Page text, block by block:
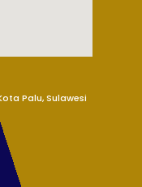
Palu, Sulawesi